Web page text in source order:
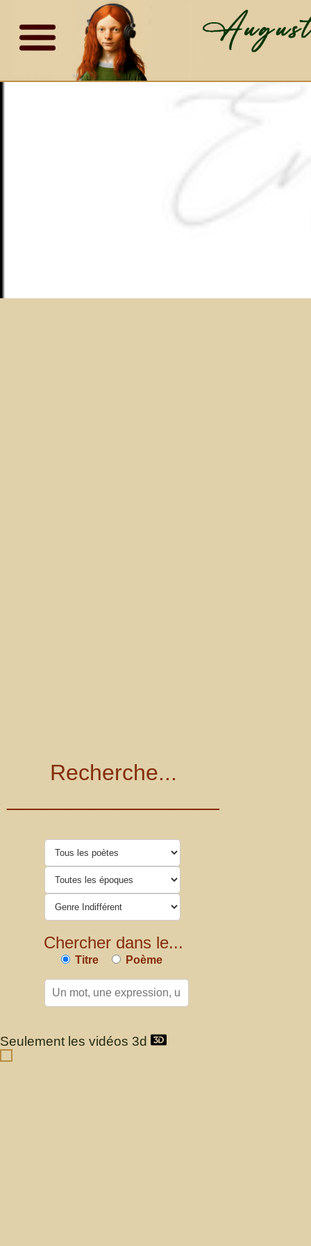
Recherche...
Chercher dans le...
Titre Poème
Seulement les vidéos 3d